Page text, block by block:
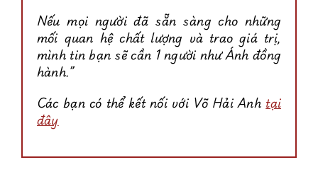
Nếu mọi người đã sẵn sàng cho những
mối quan hệ chất lượng và trao giá trị,
mình tin bạn sẽ cần 1 người như Ánh đồng
hành.”
Các bạn có thể kết nối với Võ Hải Anh tại
đây